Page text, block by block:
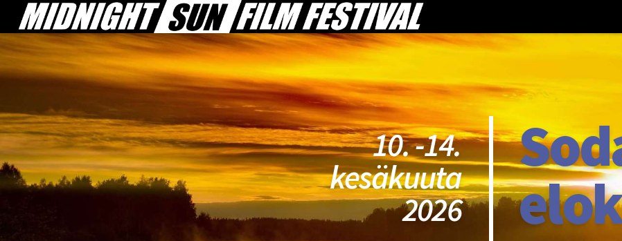
10. -14.
kesäkuuta
2026